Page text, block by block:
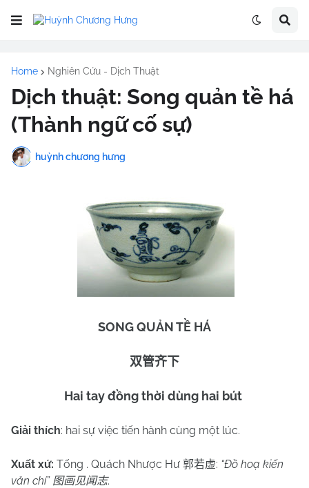
Home Nghiên Cứu - Dịch Thuật
Dịch thuật: Song quản tề há
(Thành ngữ cố sự)
huỳnh chương hưng
SONG QUẢN TỀ HÁ
双管齐下
Hai tay đồng thời dùng hai bút
Giải thích: hai sự việc tiến hành cùng một lúc.
Xuất xứ: Tống . Quách Nhược Hư 郭若虚: “Đồ hoạ kiến
văn chí” 图画见闻志.